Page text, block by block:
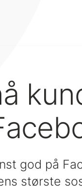
god på
største